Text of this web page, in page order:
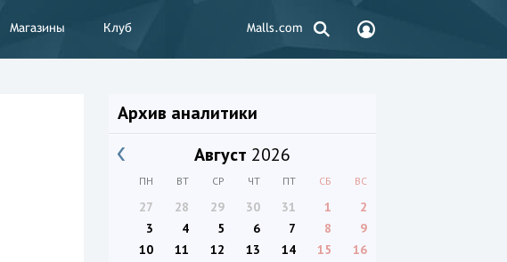
Магазины Клуб Malls.com
Архив аналитики
Август 2026
ПН ВТ СР ЧТ ПТ СБ ВС
27 28 29 30 31 1
2
3
4 5 6 7 8
9
10
11 12 13 14 15
16